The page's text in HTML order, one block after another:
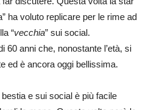
ha voluto replicare per le rime ad
“vecchia” sui social.
60 anni che, nonostante l’età, si
ed è ancora oggi bellissima.
e sui social è più facile